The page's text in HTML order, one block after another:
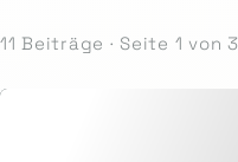
11 Beiträge · Seite 1 von 3